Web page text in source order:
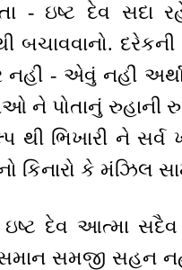
- ઇષ્ટ દેવ સદા
થી બચાવવાનો.
- એવું નહીં
ને પોતાનું રુહાની
થી ભિખારી ને
કિનારો કે મંઝિલ
દેવ આત્મા સદૈવ
સમાન સમજી સહન